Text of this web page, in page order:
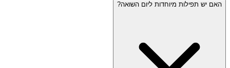
שישה אבוקות, ושורדי השואה מעידים. אתרי בידור ומסעדות
האם יש תפילות מיוחדות ליום השואה?